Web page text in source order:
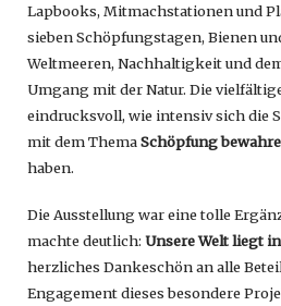
Lapbooks, Mitmachstationen und
sieben Schöpfungstagen, Bienen
Weltmeeren, Nachhaltigkeit und
Umgang mit der Natur. Die
eindrucksvoll, wie intensiv sich die
mit dem ThemaSchöpfung
haben.
Die Ausstellung war eine tolle
machte deutlich: Unsere Welt liegt
herzliches Dankeschön an alle
Engagement dieses besondere